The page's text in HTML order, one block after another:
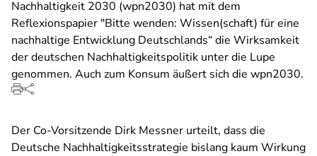
Nachhaltigkeit 2030 (wpn2030) hat mit dem
Reflexionspapier "Bitte wenden: Wissen(schaft) für eine
nachhaltige Entwicklung Deutschlands“ die Wirksamkeit
der deutschen Nachhaltigkeitspolitik unter die Lupe
genommen. Auch zum Konsum äußert sich die wpn2030.
Der Co-Vorsitzende Dirk Messner urteilt, dass die
Deutsche Nachhaltigkeitsstrategie bislang kaum Wirkung